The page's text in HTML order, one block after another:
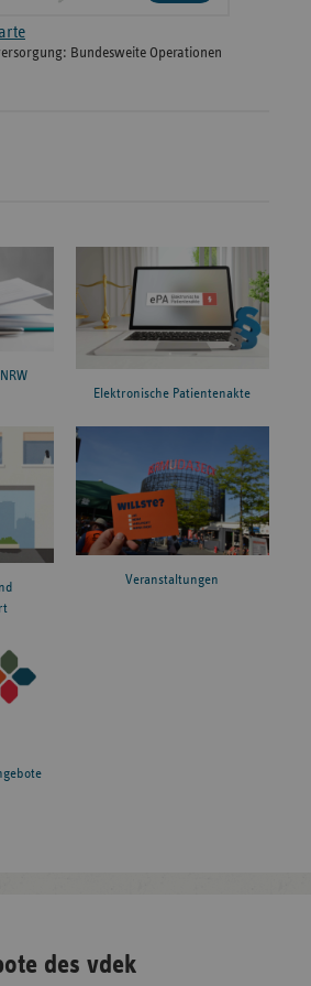
Bundesweite Operationen
Elektronische Patientenakte
Veranstaltungen
des vdek